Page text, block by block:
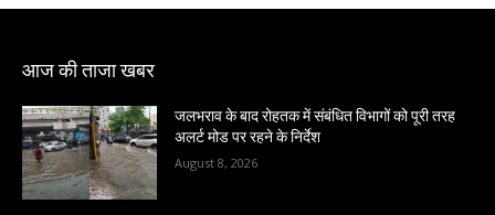
आज की ताजा खबर
जलभराव के बाद रोहतक में संबंधित विभागों को पूरी तरह
अलर्ट मोड पर रहने के निर्देश
August 8, 2026